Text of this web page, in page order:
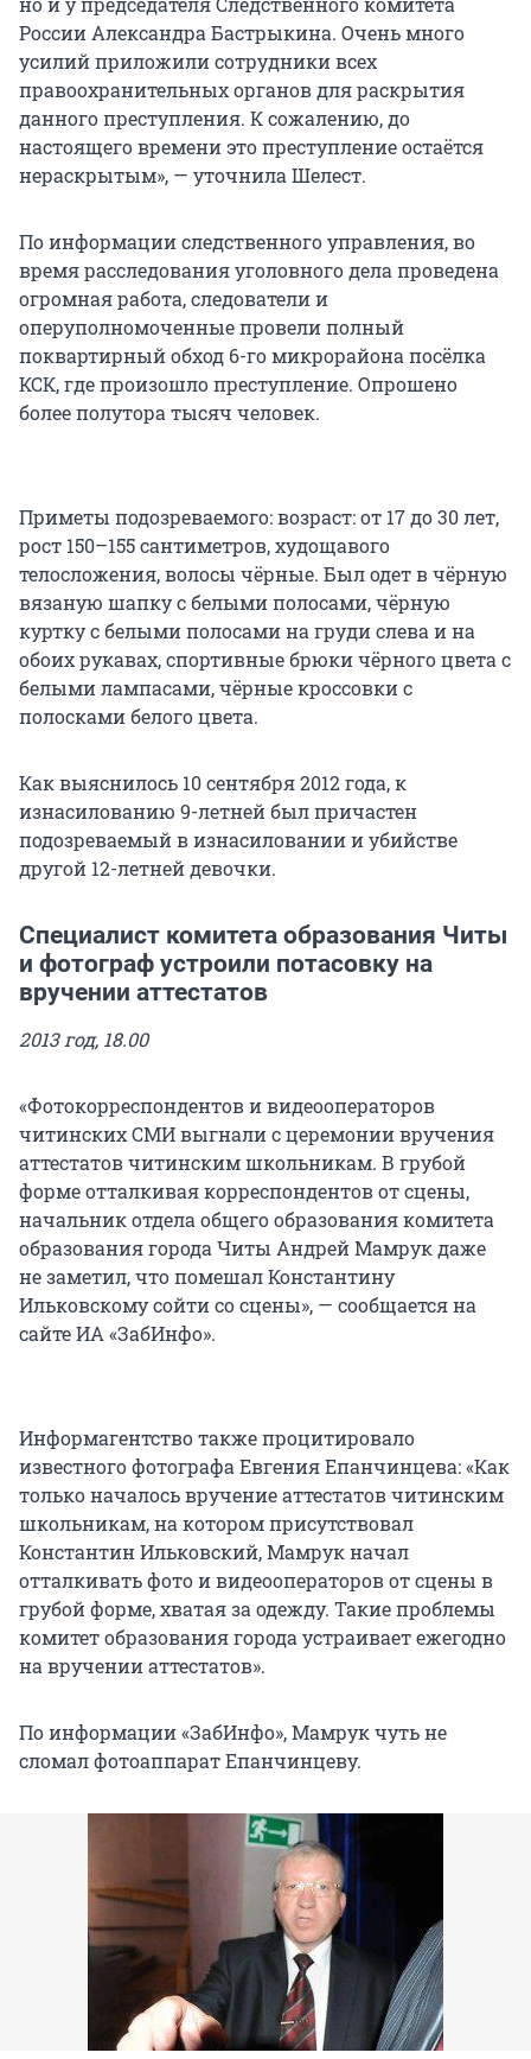
России Александра Бастрыкина. Очень много
усилий приложили сотрудники всех
правоохранительных органов для раскрытия
данного преступления. К сожалению, до
настоящего времени это преступление остаётся
нераскрытым», — уточнила Шелест.
По информации следственного управления, во
время расследования уголовного дела проведена
огромная работа, следователи и
оперуполномоченные провели полный
поквартирный обход 6-го микрорайона посёлка
КСК, где произошло преступление. Опрошено
более полутора тысяч человек.
Приметы подозреваемого: возраст: от 17 до 30 лет,
рост 150–155 сантиметров, худощавого
телосложения, волосы чёрные. Был одет в чёрную
вязаную шапку с белыми полосами, чёрную
куртку с белыми полосами на груди слева и на
обоих рукавах, спортивные брюки чёрного цвета с
белыми лампасами, чёрные кроссовки с
полосками белого цвета.
Как выяснилось 10 сентября 2012 года, к
изнасилованию 9-летней был причастен
подозреваемый в изнасиловании и убийстве
другой 12-летней девочки.
Специалист комитета образования Читы
и фотограф устроили потасовку на
вручении аттестатов
2013 год, 18.00
«Фотокорреспондентов и видеооператоров
читинских СМИ выгнали с церемонии вручения
аттестатов читинским школьникам. В грубой
форме отталкивая корреспондентов от сцены,
начальник отдела общего образования комитета
образования города Читы Андрей Мамрук даже
не заметил, что помешал Константину
Ильковскому сойти со сцены», — сообщается на
сайте ИА «ЗабИнфо».
Информагентство также процитировало
известного фотографа Евгения Епанчинцева: «Как
только началось вручение аттестатов читинским
школьникам, на котором присутствовал
Константин Ильковский, Мамрук начал
отталкивать фото и видеооператоров от сцены в
грубой форме, хватая за одежду. Такие проблемы
комитет образования города устраивает ежегодно
на вручении аттестатов».
По информации «ЗабИнфо», Мамрук чуть не
сломал фотоаппарат Епанчинцеву.